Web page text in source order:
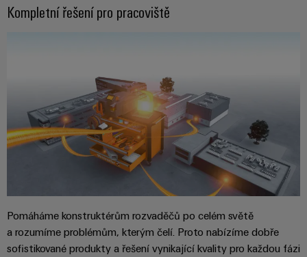
Kompletní řešení pro pracoviště
Pomáháme konstruktérům rozvaděčů po celém světě
a rozumíme problémům, kterým čelí. Proto nabízíme dobře
sofistikované produkty a řešení vynikající kvality pro každou fázi